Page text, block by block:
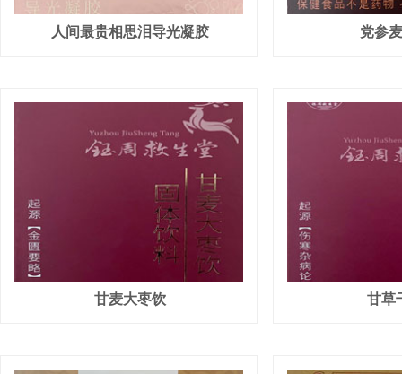
人间最贵相思泪导光凝胶 党参
甘麦大枣饮 甘草